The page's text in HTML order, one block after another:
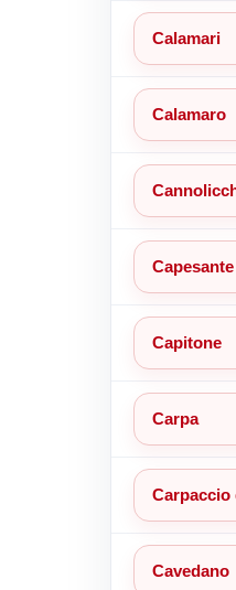
Calamari
Calamaro
Capesante
Capitone
Carpa
Carpaccio
Cavedano